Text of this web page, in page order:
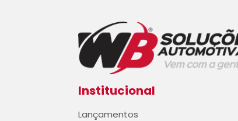
Institucional
Lançamentos